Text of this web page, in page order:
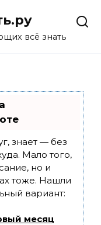
всё знать
знает — без
Мало того,
но и
тоже. Нашли
вариант:
месяц